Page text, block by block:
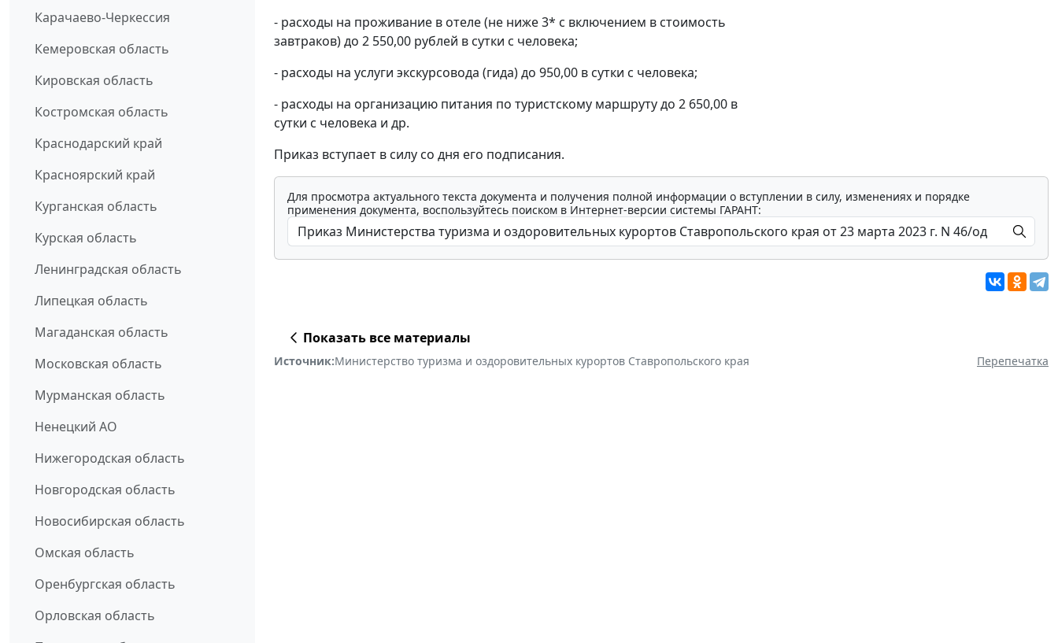
Карачаево-Черкессия
Кемеровская область
Кировская область
Костромская область
Краснодарский край
Красноярский край
Курганская область
Курская область
Ленинградская область
Липецкая область
Магаданская область
Московская область
Мурманская область
Ненецкий АО
Нижегородская область
Новгородская область
Новосибирская область
Омская область
Оренбургская область
Орловская область
- расходы на проживание в отеле (не ниже 3* с включением в стоимость
завтраков) до 2 550,00 рублей в сутки с человека;
- расходы на услуги экскурсовода (гида) до 950,00 в сутки с человека;
- расходы на организацию питания по туристскому маршруту до 2 650,00 в
сутки с человека и др.
Приказ вступает в силу со дня его подписания.
Для просмотра актуального текста документа и получения полной информации о вступлении в силу, изменениях и порядке
применения документа, воспользуйтесь поиском в Интернет-версии системы ГАРАНТ:
Показать все материалы
Источник:Министерство туризма и оздоровительных курортов Ставропольского края Перепечатка